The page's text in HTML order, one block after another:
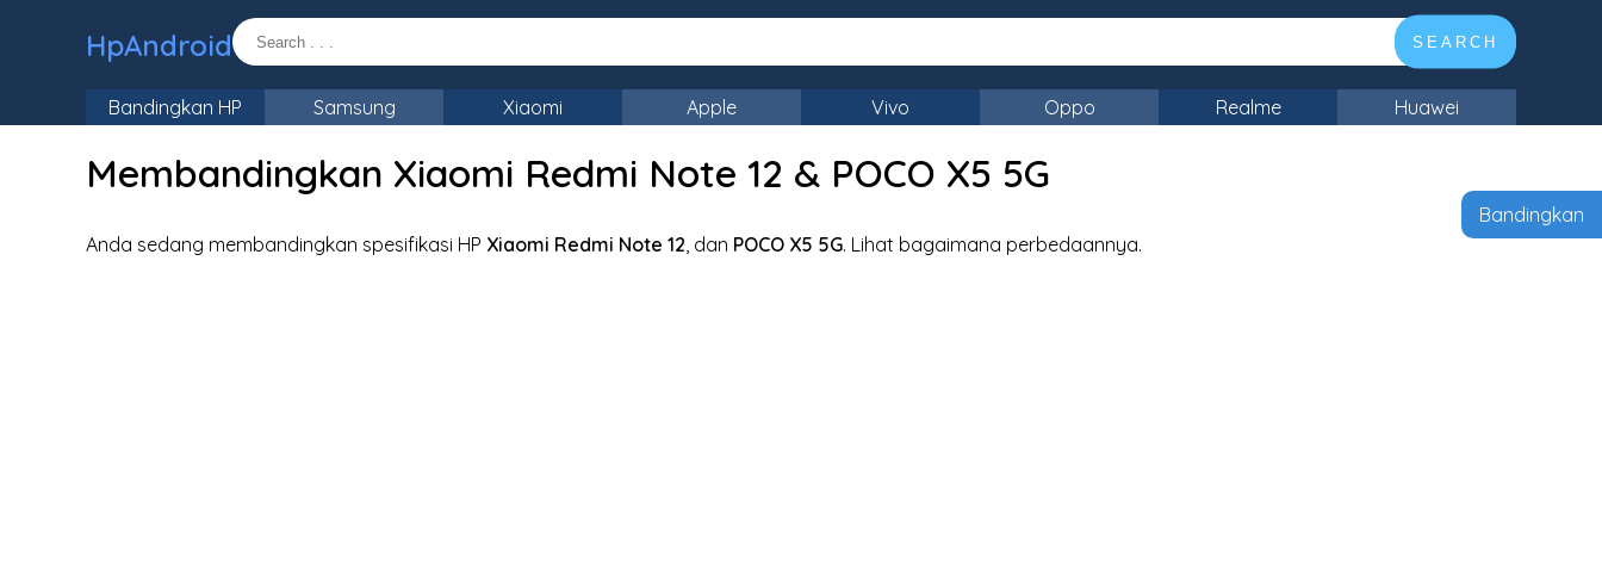
HpAndroid SEARCH
Bandingkan HP Samsung Xiaomi Apple Vivo Oppo Realme Huawei
Membandingkan Xiaomi Redmi Note 12 & POCO X5 5G
Anda sedang membandingkan spesifikasi HP Xiaomi Redmi Note 12, dan POCO X5 5G. Lihat bagaimana perbedaannya.
Bandingkan